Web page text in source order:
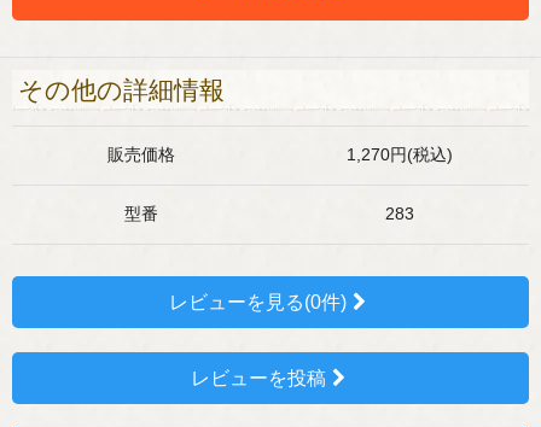
その他の詳細情報
販売価格 1,270円(税込)
型番 283
レビューを見る(0件)
レビューを投稿